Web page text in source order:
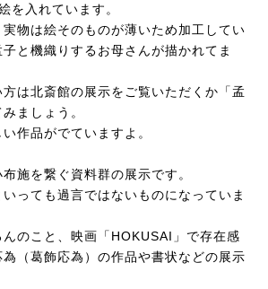
を入れています。
物は絵そのものが薄いため加工してい
と機織りするお母さんが描かれてま
は北斎館の展示をご覧いただくか「孟
ましょう。
作品がでていますよ。
施を繋ぐ資料群の展示です。
っても過言ではないものになっていま
のこと、映画「HOKUSAI」で存在感
（葛飾応為）の作品や書状などの展示